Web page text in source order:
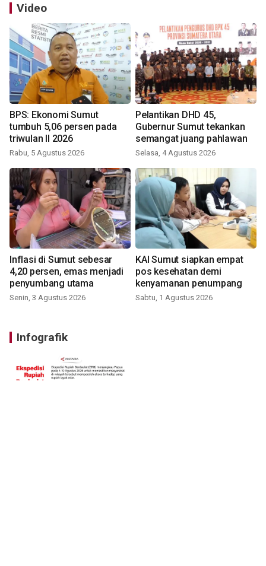
Video
BPS: Ekonomi Sumut
tumbuh 5,06 persen pada
triwulan II 2026
Rabu, 5 Agustus 2026
Pelantikan DHD 45,
Gubernur Sumut tekankan
semangat juang pahlawan
Selasa, 4 Agustus 2026
Inflasi di Sumut sebesar
4,20 persen, emas menjadi
penyumbang utama
Senin, 3 Agustus 2026
KAI Sumut siapkan empat
pos kesehatan demi
kenyamanan penumpang
Sabtu, 1 Agustus 2026
Infografik